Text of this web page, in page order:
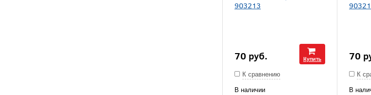
903213
70 руб. Купить
К сравнению
В наличии
70
К
В